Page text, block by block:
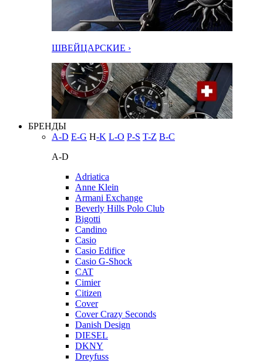
ШВЕЙЦАРСКИЕ ›
БРЕНДЫ
A-D E-G H-K L-O P-S T-Z В-С
A-D
Adriatica
Anne Klein
Armani Exchange
Beverly Hills Polo Club
Bigotti
Candino
Casio
Casio Edifice
Casio G-Shock
CAT
Cimier
Citizen
Cover
Cover Crazy Seconds
Danish Design
DIESEL
DKNY
Dreyfuss